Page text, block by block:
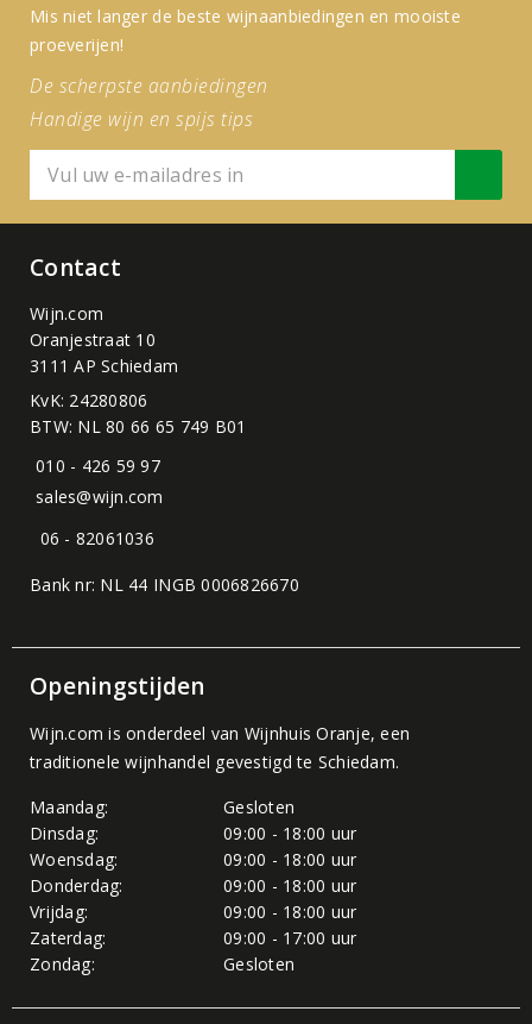
Mis niet langer de beste wijnaanbiedingen en mooiste
proeverijen!
De scherpste aanbiedingen
Handige wijn en spijs tips
Contact
Wijn.com
Oranjestraat 10
3111 AP Schiedam
KvK: 24280806
BTW: NL 80 66 65 749 B01
010 - 426 59 97
sales@wijn.com
06 - 82061036
Bank nr: NL 44 INGB 0006826670
Openingstijden
Wijn.com is onderdeel van Wijnhuis Oranje, een
traditionele wijnhandel gevestigd te Schiedam.
Maandag:
Gesloten
Dinsdag:
09:00 - 18:00 uur
Woensdag:
09:00 - 18:00 uur
Donderdag:
09:00 - 18:00 uur
Vrijdag:
09:00 - 18:00 uur
Zaterdag:
09:00 - 17:00 uur
Zondag:
Gesloten